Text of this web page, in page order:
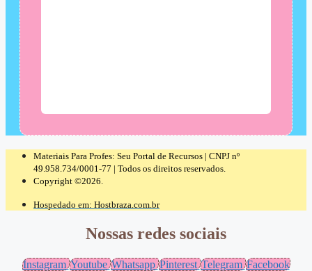
Materiais Para Profes: Seu Portal de Recursos | CNPJ nº
49.958.734/0001-77 | Todos os direitos reservados.
Copyright ©2026.
Hospedado em: Hostbraza.com.br
Nossas redes sociais
Instagram Youtube Whatsapp Pinterest Telegram Facebook